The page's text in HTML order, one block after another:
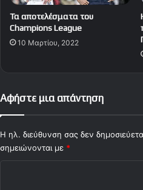
Τα αποτελέσματα του
Champions League
10 Μαρτίου, 2022
Αφήστε μια απάντηση
Η ηλ. διεύθυνση σας δεν
σημειώνονται με *